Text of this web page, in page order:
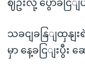
ဈဦးလို့ ပွောခငြျ
သခငျခနြျထှနျ
မှာ နေ့ခငြျးပွီး